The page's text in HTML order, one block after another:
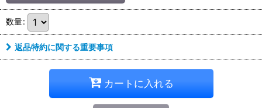
数量:
返品特約に関する重要事項
カートに入れる